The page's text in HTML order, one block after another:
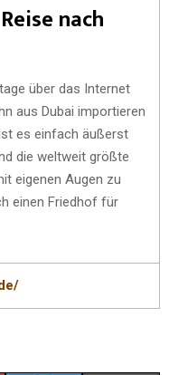
nach
über das Internet
aus Dubai importieren
es einfach äußerst
die weltweit größte
eigenen Augen zu
einen Friedhof für